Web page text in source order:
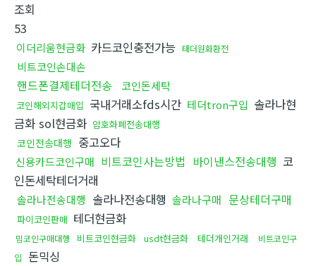
조회
53
이더리움현금화 카드코인충전가능 태더원화환전
비트코인손대손
핸드폰결제테더전송 코인돈세탁
코인해외지갑매입 국내거래소fds시간 테더tron구입 솔라나현
금화 sol현금화 암호화폐전송대행
코인전송대행 중고오다
신용카드코인구매 비트코인사는방법 바이낸스전송대행 코
인돈세탁테더거래
솔라나전송대행 솔라나전송대행 솔라나구매 문상테더구매
파이코인판매 테더현금화
밈코인구매대행 비트코인현금화 usdt현금화 테더개인거래
비트코인구
입
돈믹싱